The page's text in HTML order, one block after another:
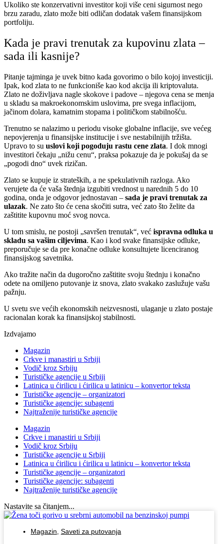
Ukoliko ste konzervativni investitor koji više ceni sigurnost nego
brzu zaradu, zlato može biti odličan dodatak vašem finansijskom
portfoliju.
Kada je pravi trenutak za kupovinu zlata –
sada ili kasnije?
Pitanje tajminga je uvek bitno kada govorimo o bilo kojoj investiciji.
Ipak, kod zlata to ne funkcioniše kao kod akcija ili kriptovaluta.
Zlato ne doživljava nagle skokove i padove – njegova cena se menja
u skladu sa makroekonomskim uslovima, pre svega inflacijom,
jačinom dolara, kamatnim stopama i političkom stabilnošću.
Trenutno se nalazimo u periodu visoke globalne inflacije, sve većeg
nepovjerenja u finansijske institucije i sve nestabilnijih tržišta.
Upravo to su uslovi koji pogoduju rastu cene zlata. I dok mnogi
investitori čekaju „nižu cenu“, praksa pokazuje da je pokušaj da se
„pogodi dno“ uvek rizičan.
Zlato se kupuje iz strateških, a ne spekulativnih razloga. Ako
verujete da će vaša štednja izgubiti vrednost u narednih 5 do 10
godina, onda je odgovor jednostavan – sada je pravi trenutak za
ulazak. Ne zato što će cena skočiti sutra, već zato što želite da
zaštitite kupovnu moć svog novca.
U tom smislu, ne postoji „savršen trenutak“, već ispravna odluka u
skladu sa vašim ciljevima. Kao i kod svake finansijske odluke,
preporučuje se da pre konačne odluke konsultujete licenciranog
finansijskog savetnika.
Ako tražite način da dugoročno zaštitite svoju štednju i konačno
odete na omiljeno putovanje iz snova, zlato svakako zaslužuje vašu
pažnju.
U svetu sve većih ekonomskih neizvesnosti, ulaganje u zlato postaje
racionalan korak ka finansijskoj stabilnosti.
Izdvajamo
Magazin
Crkve i manastiri u Srbiji
Vodič kroz Srbiju
Turističke agencije u Srbiji
Latinica u ćirilicu i ćirilica u latinicu – konvertor teksta
Turističke agencije – organizatori
Turističke agencije: subagenti
Najtraženije turističke agencije
Magazin
Crkve i manastiri u Srbiji
Vodič kroz Srbiju
Turističke agencije u Srbiji
Latinica u ćirilicu i ćirilica u latinicu – konvertor teksta
Turističke agencije – organizatori
Turističke agencije: subagenti
Najtraženije turističke agencije
Nastavite sa čitanjem...
Magazin, Saveti za putovanja